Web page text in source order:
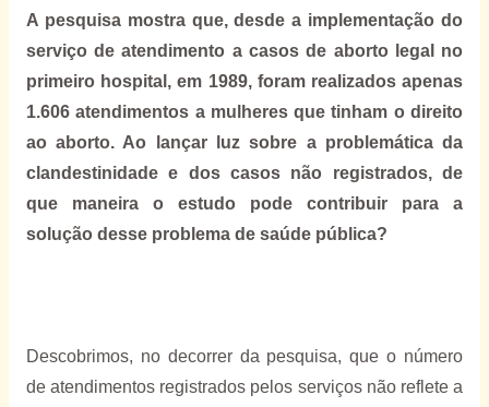
A pesquisa mostra que, desde a implementação do
serviço de atendimento a casos de aborto legal no
primeiro hospital, em 1989, foram realizados apenas
1.606 atendimentos a mulheres que tinham o direito
ao aborto. Ao lançar luz sobre a problemática da
clandestinidade e dos casos não registrados, de
que maneira o estudo pode contribuir para a
solução desse problema de saúde pública?
Descobrimos, no decorrer da pesquisa, que o número
de atendimentos registrados pelos serviços não reflete a